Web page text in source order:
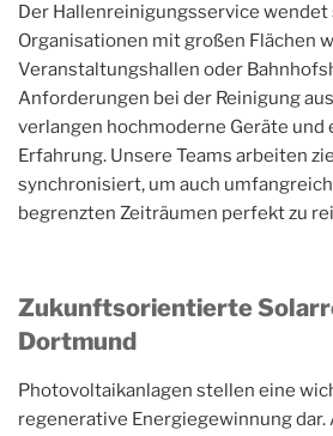
Der Hallenreinigungsservice wendet
Organisationen mit großen Flächen
Veranstaltungshallen oder
Anforderungen bei der Reinigung
verlangen hochmoderne Geräte und
Erfahrung. Unsere Teams arbeiten
synchronisiert, um auch
begrenzten Zeiträumen perfekt zu
Zukunftsorientierte
Dortmund
Photovoltaikanlagen stellen eine
regenerative Energiegewinnung